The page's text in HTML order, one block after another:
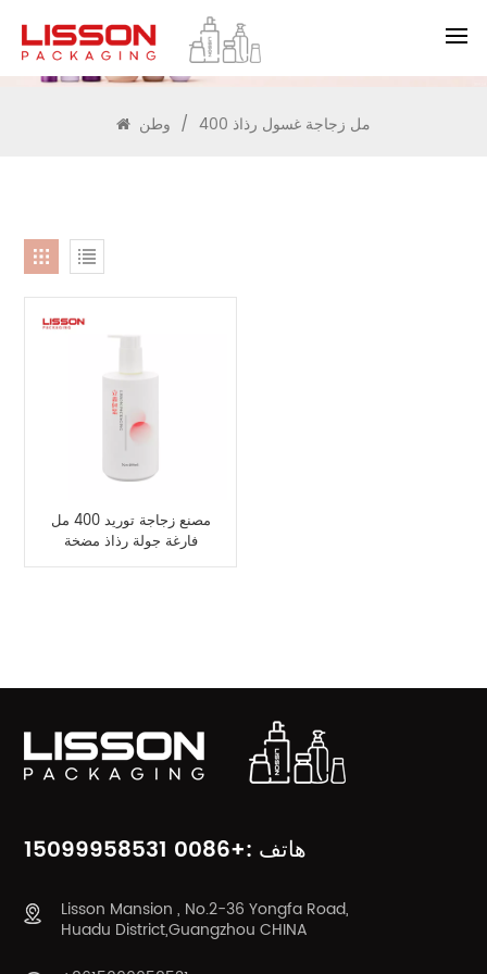
يبحث
/ 400 مل زجاجة غسول رذاذ
مصنع زجاجة توريد 400 مل
فارغة جولة رذاذ مضخة
غسول زجاجة
هاتف :+0086 15099958531
Lisson Mansion , No.2-36 Yongfa Road,
Huadu District,Guangzhou CHINA